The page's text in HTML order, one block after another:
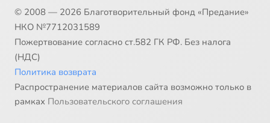
© 2008 — 2026 Благотворительный фонд «Предание»
НКО №7712031589
Пожертвование согласно ст.582 ГК РФ. Без налога
(НДС)
Политика возврата
Распространение материалов сайта возможно только в
рамках Пользовательского соглашения